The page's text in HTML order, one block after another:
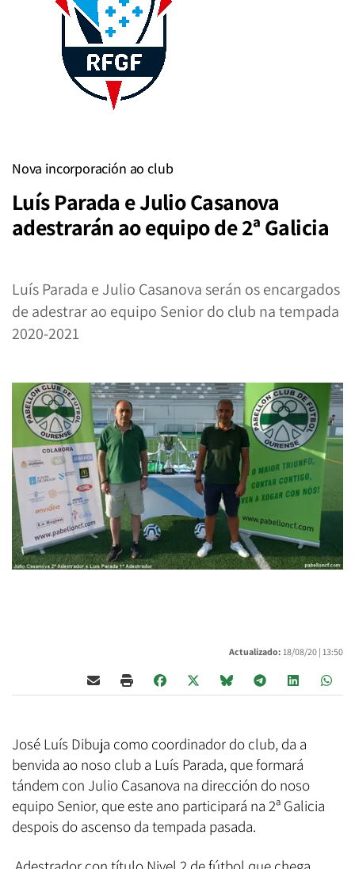
Nova incorporación ao club
Luís Parada e Julio Casanova
adestrarán ao equipo de 2ª Galicia
Luís Parada e Julio Casanova serán os encargados
de adestrar ao equipo Senior do club na tempada
2020-2021
Actualizado: 18/08/20 | 13:50
José Luís Dibuja como coordinador do club, da a
benvida ao noso club a Luís Parada, que formará
tándem con Julio Casanova na dirección do noso
equipo Senior, que este ano participará na 2ª Galicia
despois do ascenso da tempada pasada.